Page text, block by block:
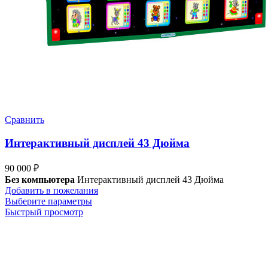
Сравнить
Интерактивный дисплей 43 Дюйма
90 000 ₽
Без компьютера Интерактивный дисплей 43 Дюйма
Добавить в пожелания
Выберите параметры
Быстрый просмотр